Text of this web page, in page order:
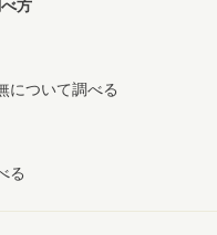
方
について調べる
る